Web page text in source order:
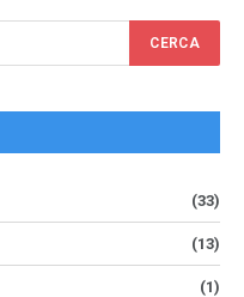
(33)
(13)
(1)